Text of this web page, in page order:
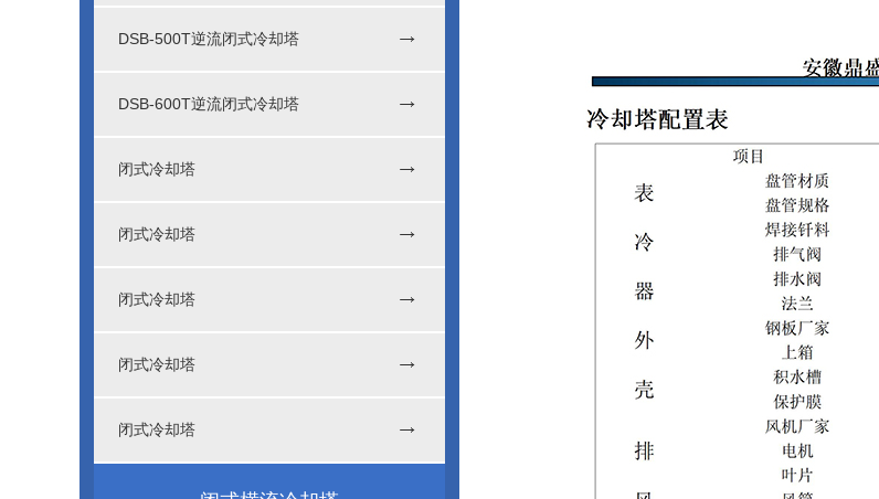
DSB-500T逆流闭式冷却塔
DSB-600T逆流闭式冷却塔
闭式冷却塔
闭式冷却塔
闭式冷却塔
闭式冷却塔
闭式冷却塔